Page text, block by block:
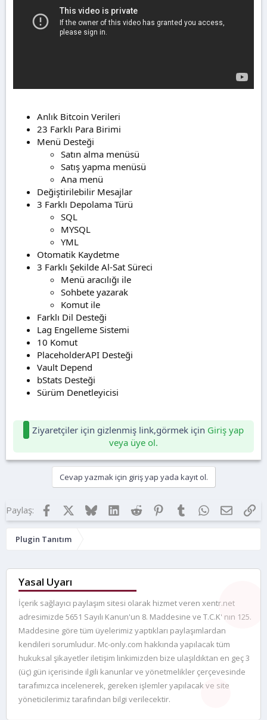
i
Anlık Bitcoin Verileri
23 Farklı Para Birimi
Menü Desteği
Satın alma menüsü
Satış yapma menüsü
Ana menü
Değiştirilebilir Mesajlar
3 Farklı Depolama Türü
SQL
MYSQL
YML
Otomatik Kaydetme
3 Farklı Şekilde Al-Sat Süreci
Menü aracılığı ile
Sohbete yazarak
Komut ile
Farklı Dil Desteği
Lag Engelleme Sistemi
10 Komut
PlaceholderAPI Desteği
Vault Depend
bStats Desteği
Sürüm Denetleyicisi
Ziyaretçiler için gizlenmiş link,görmek için Giriş yap
veya üye ol.
Cevap yazmak için giriş yap yada kayıt ol.
Paylaş: Facebook BlueskyLinkedInReddit Pinterest
Tumblr WhatsApp
E-posta
Plugin Tanıtım
Yasal Uyarı
İçerik sağlayıcı paylaşım sitesi olarak hizmet veren xentr.net
adresimizde 5651 Sayılı Kanun'un 8. Maddesine ve T.C.K' nın 125.
Maddesine göre tüm üyelerimiz yaptıkları paylaşımlardan
kendileri sorumludur. Mc-only.com hakkında yapılacak tüm
hukuksal şikayetler iletişim linkimizden bize ulaşıldıktan en geç 3
(üç) gün içerisinde ilgili kanunlar ve yönetmelikler çerçevesinde
tarafımızca incelenerek, gereken işlemler yapılacak ve site
yöneticilerimiz tarafından bilgi verilecektir.